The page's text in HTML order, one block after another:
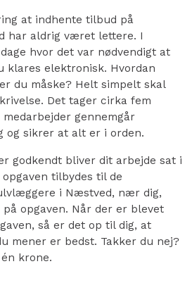
at indhente tilbud på
har aldrig været lettere. I
hvor det var nødvendigt at
klares elektronisk. Hvordan
du måske? Helt simpelt skal
Det tager cirka fem
gennemgår
og sikrer at alt er i orden.
godkendt bliver dit arbejde sat i
tilbydes til de
i Næstved, nær dig,
opgaven. Når der er blevet
så er det op til dig, at
mener er bedst. Takker du nej?
krone.